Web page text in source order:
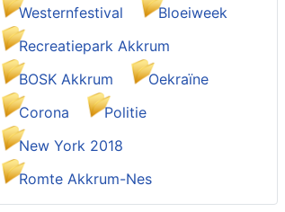
Westernfestival
Bloeiweek
Recreatiepark Akkrum
BOSK Akkrum
Oekraïne
Corona
Politie
New York 2018
Romte Akkrum-Nes